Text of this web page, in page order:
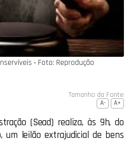
‧ Foto: Reprodução
Tamanho da Fonte
A- A+
(Sead) realiza, às 9h, do
um leilão extrajudicial de bens